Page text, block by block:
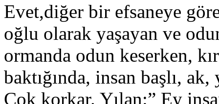
Evet,diğer bir efsaneye
oğlu olarak yaşayan ve
ormanda odun keserken,
baktığında, insan başlı,
Çok korkar. Yılan:” Ey